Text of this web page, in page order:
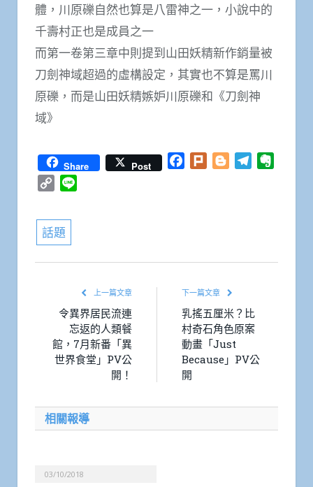
體，川原礫自然也算是八雷神之一，小說中的
千壽村正也是成員之一
而第一卷第三章中則提到山田妖精新作銷量被
刀劍神域超過的虛構設定，其實也不算是罵川
原礫，而是山田妖精嫉妒川原礫和《刀劍神
域》
Share Post Facebook
Plurk BloggerTelegram
Copy
話題
上一篇文章
令異界居民流連
忘返的人類餐
館，7月新番「異
世界食堂」PV公
開！
下一篇文章
乳搖五厘米？比
村奇石角色原案
動畫「Just
Because」PV公
開
相關報導
03/10/2018